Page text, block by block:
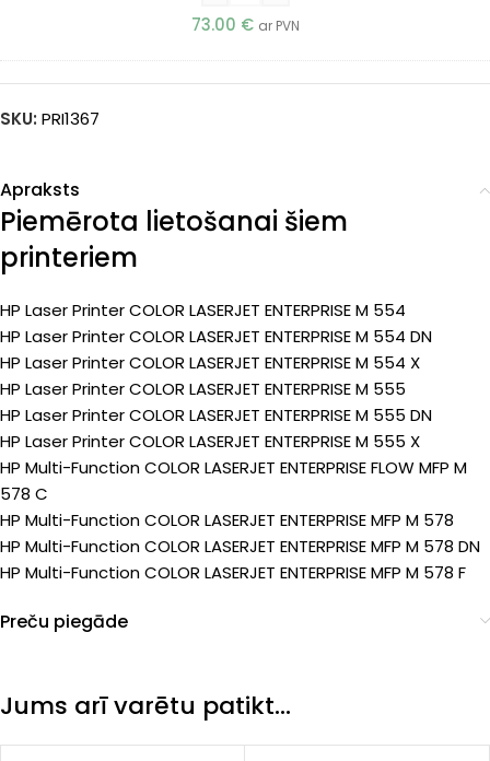
73.00 € ar PVN
SKU: PRI1367
Apraksts
Piemērota lietošanai šiem
printeriem
HP Laser Printer COLOR LASERJET ENTERPRISE M 554
HP Laser Printer COLOR LASERJET ENTERPRISE M 554 DN
HP Laser Printer COLOR LASERJET ENTERPRISE M 554 X
HP Laser Printer COLOR LASERJET ENTERPRISE M 555
HP Laser Printer COLOR LASERJET ENTERPRISE M 555 DN
HP Laser Printer COLOR LASERJET ENTERPRISE M 555 X
HP Multi-Function COLOR LASERJET ENTERPRISE FLOW MFP M
578 C
HP Multi-Function COLOR LASERJET ENTERPRISE MFP M 578
HP Multi-Function COLOR LASERJET ENTERPRISE MFP M 578 DN
HP Multi-Function COLOR LASERJET ENTERPRISE MFP M 578 F
Preču piegāde
Jums arī varētu patikt…